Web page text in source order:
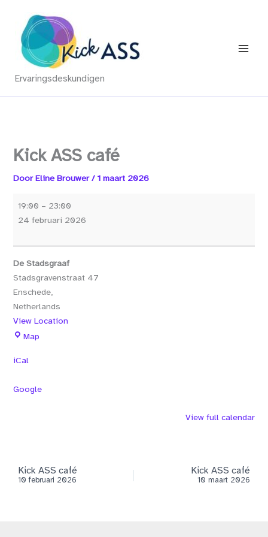
inhoud
Ervaringsdeskundigen
Kick ASS café
DoorEline Brouwer/1 maart 2026
19:00 – 23:00
24 februari 2026
De Stadsgraaf
Stadsgravenstraat 47
Enschede,
Netherlands
View Location
Map
iCal
Google
View full calendar
Kick ASS café
10 februari 2026
Kick ASS café
10 maart 2026